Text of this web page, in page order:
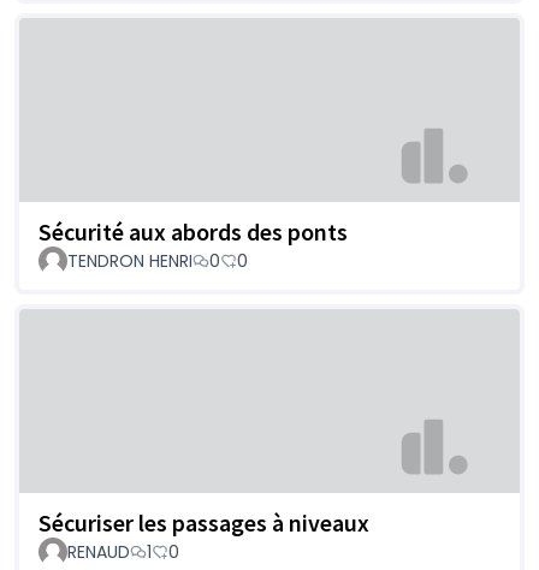
Sécurité aux abords des ponts
TENDRON HENRI 0 0
Sécuriser les passages à niveaux
RENAUD 1 0